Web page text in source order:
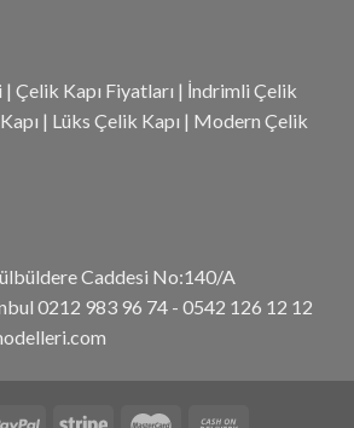
| Çelik Kapı Fiyatları | İndrimli Çelik
| Lüks Çelik Kapı | Modern Çelik
Caddesi No:140/A
0212 983 96 74 - 0542 126 12 12